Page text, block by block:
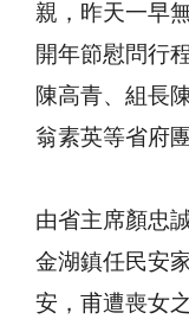
親，昨天一早
開年節慰問行
陳高青、組長
翁素英等省府團
由省主席顏忠
金湖鎮任民安
安，甫遭喪女